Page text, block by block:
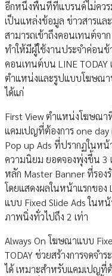
อีกหนึ่งพื้นที่ที่แบรนด์ไม่ควร
เป็นแหล่งข้อมูล ข่าวสารแ
สามารถเข้าถึงคอนเทนต์จา
ทำให้มีผู้ใช้งานประจำค่อนข้
คอนเทนต์บน LINE
ตำแหน่งและรูปแบบโฆษณา
ได้แก่
First View ตำแหน่งโฆษณา
แคมเปญที่ต้องการ one
Pop up Ads ที่ปรากฏในหน้
ความนิยม ยอดจองพุ่งขึ้น 3
หลัก Master Banner ที่รอ
โดยแสดงผลในหน้าแรกของ
แบบ Fixed Slide Ads ในห
ภาพนิ่งทั่วไปถึง 2 เท่า
Always On โฆษณาแบบ
TODAY ช่วยสร้างการจดจ
ได้ เหมาะสำหรับแคมเปญที่